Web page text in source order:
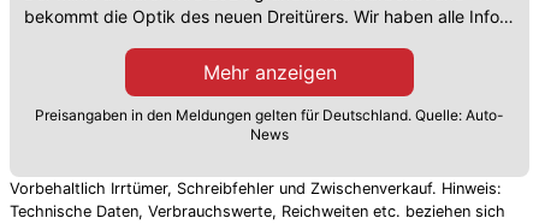
bekommt die Optik des neuen Dreitürers. Wir haben alle Infos
Mehr anzeigen
Preisangaben in den Meldungen gelten für Deutschland. Quelle: Auto-
News
Vorbehaltlich Irrtümer, Schreibfehler und Zwischenverkauf. Hinweis:
Technische Daten, Verbrauchswerte, Reichweiten etc. beziehen sich